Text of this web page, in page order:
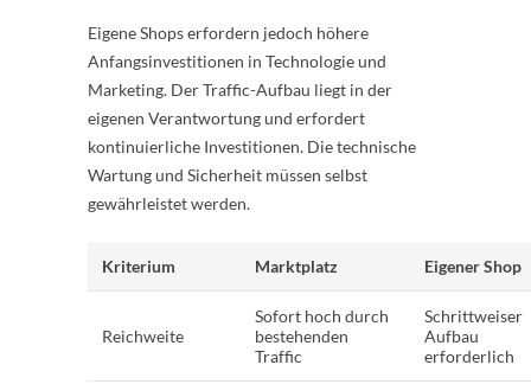
Eigene Shops erfordern jedoch höhere
Anfangsinvestitionen in Technologie und
Marketing. Der Traffic-Aufbau liegt in der
eigenen Verantwortung und erfordert
kontinuierliche Investitionen. Die technische
Wartung und Sicherheit müssen selbst
gewährleistet werden.
Kriterium Marktplatz Eigener Shop
Reichweite
Sofort hoch durch
bestehenden
Traffic
Schrittweiser
Aufbau
erforderlich